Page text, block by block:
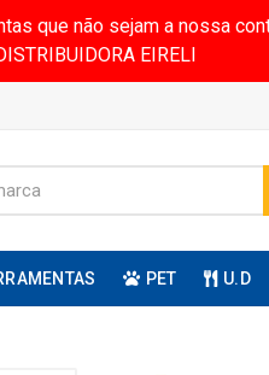
que não sejam a nossa
EIRELI
PET U.D